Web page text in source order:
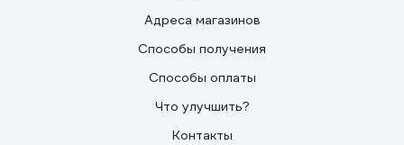
Адреса магазинов
Способы получения
Способы оплаты
Что улучшить?
Контакты